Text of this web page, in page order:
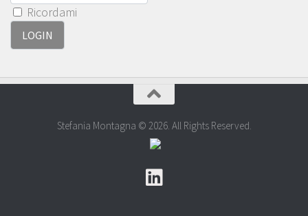
Ricordami
Stefania Montagna © 2026. All Rights Reserved.